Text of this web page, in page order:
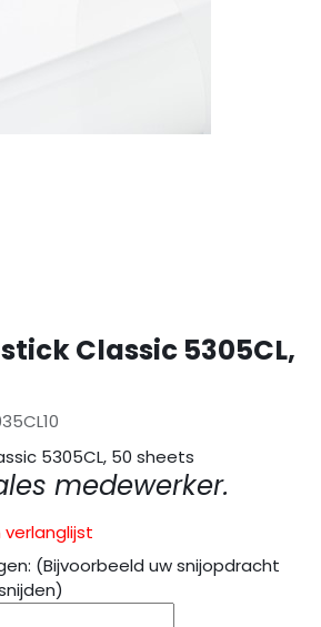
Classic 5305CL,
5305CL, 50 sheets
medewerker.
(Bijvoorbeeld uw snijopdracht